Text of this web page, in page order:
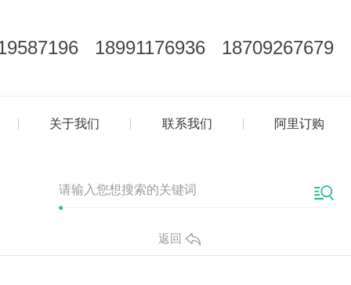
18991176936 18709267679
关于我们 联系我们 阿里订购
返回